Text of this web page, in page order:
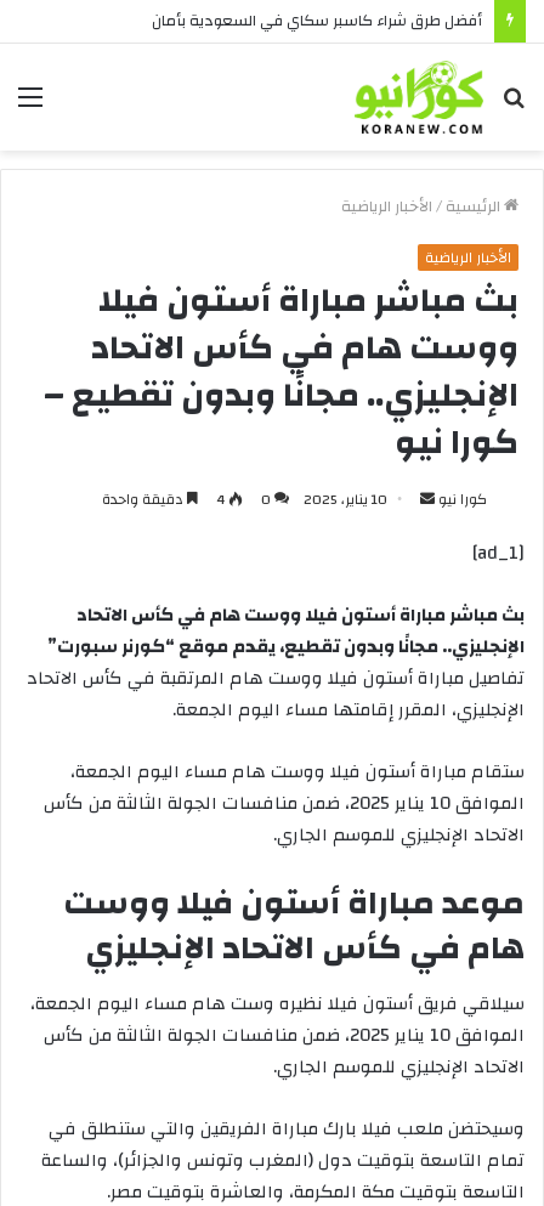
أفضل طرق شراء كاسبر سكاي في السعودية بأمان
بحث
عن
الرئيسية/الأخبار الرياضية
الأخبار الرياضية
بث مباشر مباراة أستون فيلا
ووست هام في كأس الاتحاد
الإنجليزي.. مجانًا وبدون تقطيع –
كورا نيو
كورا نيو
أرسل 10 يناير، 2025 0
4 دقيقة واحدة
[ad_1]
بث مباشر مباراة أستون فيلا ووست هام في كأس الاتحاد
الإنجليزي.. مجانًا وبدون تقطيع، يقدم موقع “كورنر سبورت”
تفاصيل مباراة أستون فيلا ووست هام المرتقبة في كأس الاتحاد
الإنجليزي، المقرر إقامتها مساء اليوم الجمعة.
ستقام مباراة أستون فيلا ووست هام مساء اليوم الجمعة،
الموافق 10 يناير 2025، ضمن منافسات الجولة الثالثة من كأس
الاتحاد الإنجليزي للموسم الجاري.
موعد مباراة أستون فيلا ووست
هام في كأس الاتحاد الإنجليزي
سيلاقي فريق أستون فيلا نظيره وست هام مساء اليوم الجمعة،
الموافق 10 يناير 2025، ضمن منافسات الجولة الثالثة من كأس
الاتحاد الإنجليزي للموسم الجاري.
وسيحتضن ملعب فيلا بارك مباراة الفريقين والتي ستنطلق في
تمام التاسعة بتوقيت دول (المغرب وتونس والجزائر)، والساعة
التاسعة بتوقيت مكة المكرمة، والعاشرة بتوقيت مصر.